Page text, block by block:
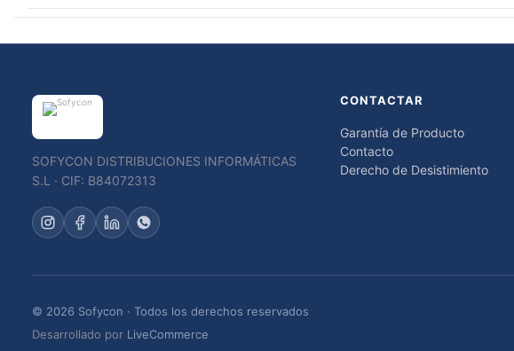
SOFYCON DISTRIBUCIONES INFORMÁTICAS
S.L · CIF: B84072313
CONTACTAR
Garantía de Producto
Contacto
Derecho de Desistimiento
© 2026 Sofycon · Todos los derechos reservados
Desarrollado por LiveCommerce